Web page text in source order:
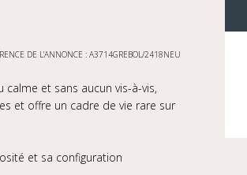
DE L’ANNONCE : A3714GREBOL/2418NEU
et sans aucun vis-à-vis,
et offre un cadre de vie rare sur
et sa configuration